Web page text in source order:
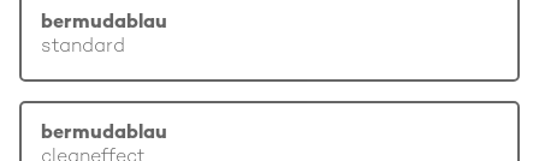
bermudablau
standard
bermudablau